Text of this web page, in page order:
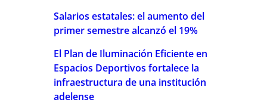
Salarios estatales: el aumento del
primer semestre alcanzó el 19%
El Plan de Iluminación Eficiente en
Espacios Deportivos fortalece la
infraestructura de una institución
adelense